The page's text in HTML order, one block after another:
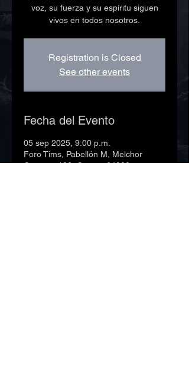
voz, su fuerza y su espíritu siguen
vivos en todos nosotros.
Registration is Closed
See other events
Fecha del Evento
05 sep 2025, 9:00 p.m.
Foro Tims, Pabellón M, Melchor
Ocampo 130, Centro, 64000